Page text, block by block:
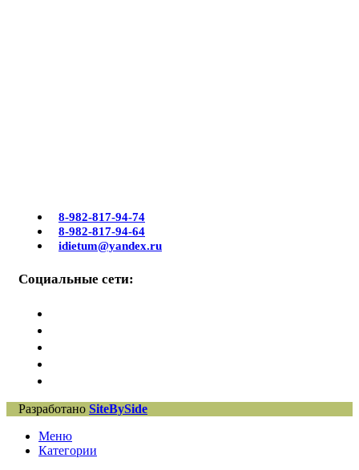
8-982-817-94-74
8-982-817-94-64
idietum@yandex.ru
Социальные сети:
Разработано SiteBySide
Меню
Категории